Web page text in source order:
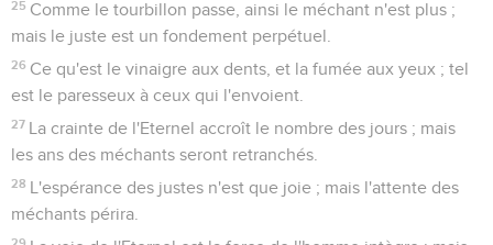
25 Comme le tourbillon passe, ainsi le méchant n'est plus ;
mais le juste est un fondement perpétuel.
26 Ce qu'est le vinaigre aux dents, et la fumée aux yeux ; tel
est le paresseux à ceux qui l'envoient.
27 La crainte de l'Eternel accroît le nombre des jours ; mais
les ans des méchants seront retranchés.
28 L'espérance des justes n'est que joie ; mais l'attente des
méchants périra.
29